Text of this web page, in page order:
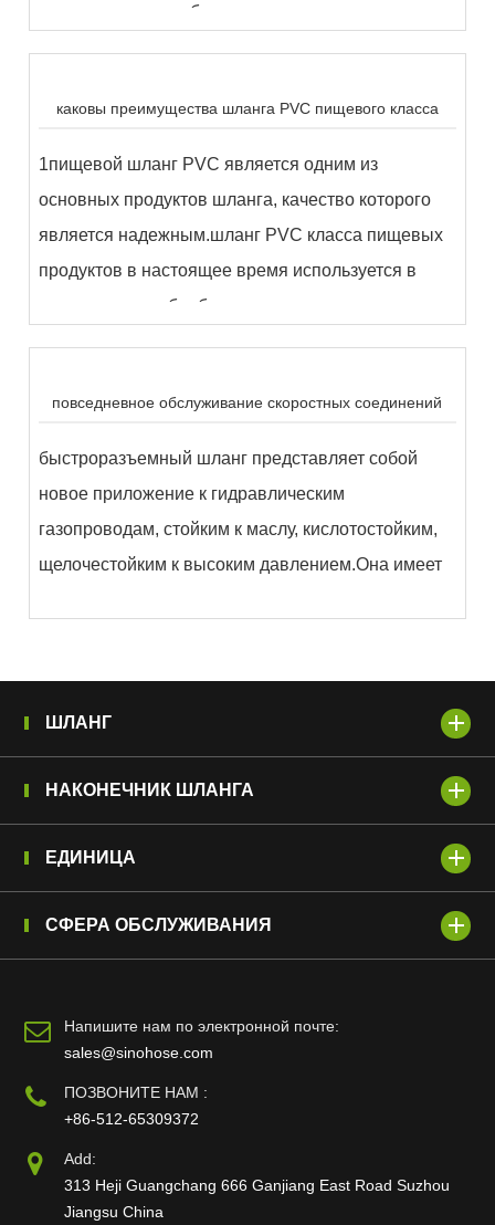
линию, которая добавляется в...
каковы преимущества шланга PVC пищевого класса
1пищевой шланг PVC является одним из
основных продуктов шланга, качество которого
является надежным.шланг PVC класса пищевых
продуктов в настоящее время используется в
основном для обработки пищевых продуктов...
повседневное обслуживание скоростных соединений
быстроразъемный шланг представляет собой
новое приложение к гидравлическим
газопроводам, стойким к маслу, кислотостойким,
щелочестойким к высоким давлением.Она имеет
ШЛАНГ
НАКОНЕЧНИК ШЛАНГА
ЕДИНИЦА
СФЕРА ОБСЛУЖИВАНИЯ
Напишите нам по электронной почте:
sales@sinohose.com
ПОЗВОНИТЕ НАМ :
+86-512-65309372
Add:
313 Heji Guangchang 666 Ganjiang East Road Suzhou
Jiangsu China